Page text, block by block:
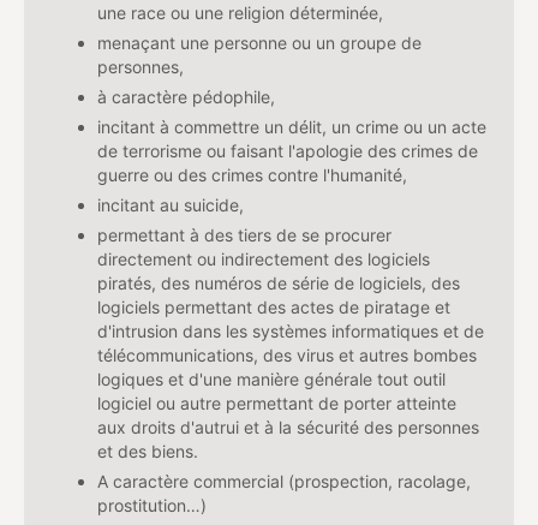
une race ou une religion déterminée,
menaçant une personne ou un groupe de
personnes,
à caractère pédophile,
incitant à commettre un délit, un crime ou un acte
de terrorisme ou faisant l'apologie des crimes de
guerre ou des crimes contre l'humanité,
incitant au suicide,
permettant à des tiers de se procurer
directement ou indirectement des logiciels
piratés, des numéros de série de logiciels, des
logiciels permettant des actes de piratage et
d'intrusion dans les systèmes informatiques et de
télécommunications, des virus et autres bombes
logiques et d'une manière générale tout outil
logiciel ou autre permettant de porter atteinte
aux droits d'autrui et à la sécurité des personnes
et des biens.
A caractère commercial (prospection, racolage,
prostitution…)